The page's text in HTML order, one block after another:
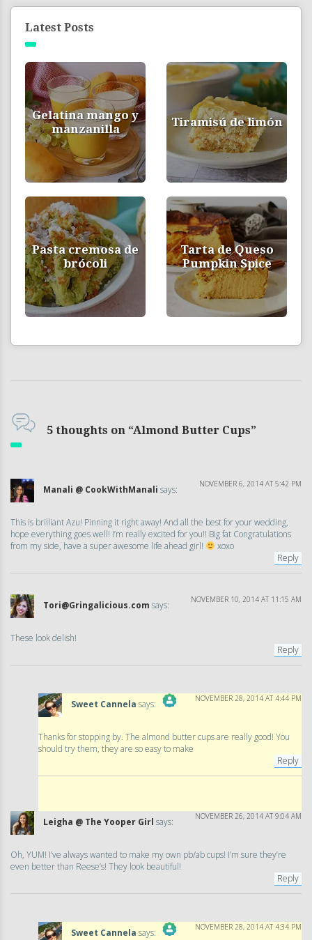
Latest Posts
Gelatina mango y
manzanilla
Tiramisú de limón
Pasta cremosa de
brócoli
Tarta de Queso
Pumpkin Spice
5 thoughts on “Almond Butter Cups”
Manali @ CookWithManali says:
NOVEMBER 6, 2014 AT 5:42 PM
This is brilliant Azu! Pinning it right away! And all the best for your wedding,
hope everything goes well! I’m really excited for you!! Big fat Congratulations
from my side, have a super awesome life ahead girl!
xoxo
Reply
Tori@Gringalicious.com says:
NOVEMBER 10, 2014 AT 11:15 AM
These look delish!
Reply
Sweet Cannela says:
Anti-Spam by CleanTalk
NOVEMBER 28, 2014 AT 4:44 PM
Thanks for stopping by. The almond butter cups are really good! You
should try them, they are so easy to make
Reply
Leigha @ The Yooper Girl says:
NOVEMBER 26, 2014 AT 9:04 AM
Oh, YUM! I’ve always wanted to make my own pb/ab cups! I’m sure they’re
even better than Reese’s! They look beautiful!
Reply
Sweet Cannela says:
NOVEMBER 28, 2014 AT 4:34 PM